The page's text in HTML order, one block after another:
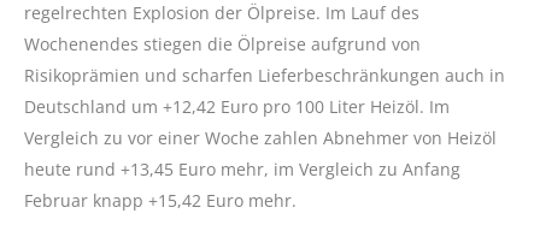
regelrechten Explosion der Ölpreise. Im Lauf des
Wochenendes stiegen die Ölpreise aufgrund von
Risikoprämien und scharfen Lieferbeschränkungen auch in
Deutschland um +12,42 Euro pro 100 Liter Heizöl. Im
Vergleich zu vor einer Woche zahlen Abnehmer von Heizöl
heute rund +13,45 Euro mehr, im Vergleich zu Anfang
Februar knapp +15,42 Euro mehr.